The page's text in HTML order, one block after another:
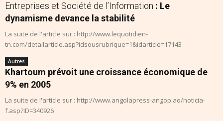
Entreprises et Société de l’Information : Le
dynamisme devance la stabilité
La suite de l'article sur : http://www.lequotidien-
tn.com/detailarticle.asp?idsousrubrique=1&idarticle=17143
Autres
Khartoum prévoit une croissance économique de
9% en 2005
La suite de l'article sur : http://www.angolapress-angop.ao/noticia-
f.asp?ID=340926